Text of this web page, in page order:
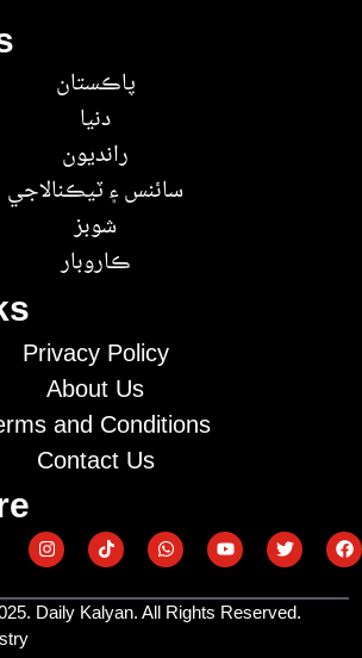
Privacy Policy
About Us
and Conditions
Contact Us
پاڪستان
دنيا
رانديون
سائنس ۽ ٽيڪنالاجي
شوبز
ڪاروبار
Daily Kalyan. All Rights Reserved.